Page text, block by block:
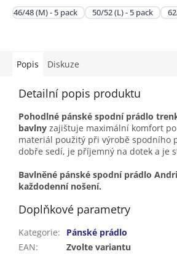
46/48 (M) - 5 pack 50/52 (L) - 5 pack
Popis Diskuze
Detailní popis produktu
Pohodlné pánské spodní prádlo
bavlny zajištuje maximální komfort
materiál použitý při výrobě spodního
dobře sedí, je příjemný na dotek a je
Bavlněné pánské spodní prádlo
každodenní nošení.
Doplňkové parametry
Kategorie:
Pánské prádlo
EAN: Zvolte variantu